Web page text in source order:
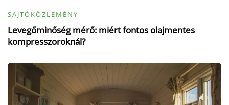
SAJTÓKÖZLEMÉNY
Levegőminőség mérő: miért fontos olajmentes
kompresszoroknál?